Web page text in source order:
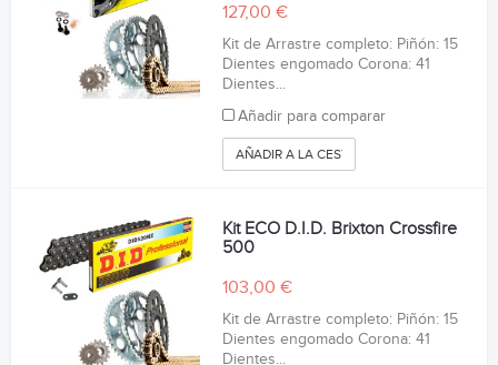
127,00 €
Kit de Arrastre completo: Piñón: 15
Dientes engomado Corona: 41
Dientes...
Añadir para comparar
AÑADIR A LA CESTA
Kit ECO D.I.D. Brixton Crossfire
500
103,00 €
Kit de Arrastre completo: Piñón: 15
Dientes engomado Corona: 41
Dientes...